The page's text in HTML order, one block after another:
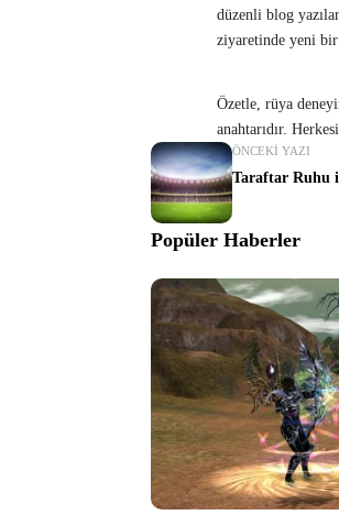
düzenli blog
ziyaretinde yeni
Özetle, rüya
anahtarıdır.
ÖNCEKI YAZI
Taraftar Ruhu
Popüler Haberler